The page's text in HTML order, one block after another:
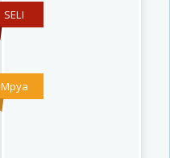
Mpya
SELI